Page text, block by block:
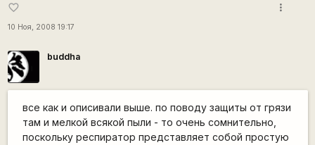
favorite_border
10 Ноя, 2008 19:17
more_vert
buddha
все как и описивали выше. по поводу защиты от грязи
там и мелкой всякой пыли - то очень сомнительно,
поскольку респиратор представляет собой простую